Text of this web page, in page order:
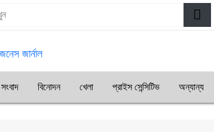
বিনোদন খেলা প্রাইস সেন্সিটিভ অন্যান্য